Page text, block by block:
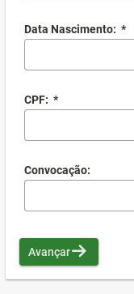
Data Nascimento: *
CPF: *
Convocação:
Avançar